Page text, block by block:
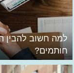
למה חשוב להבין
חותמים?